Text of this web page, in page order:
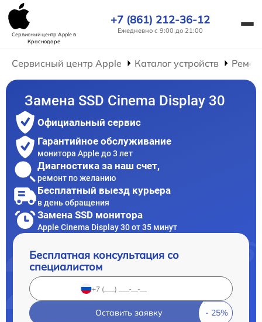
Сервисный центр Appleв
Краснодаре
+7 (861) 212-36-12
Ежедневно с 9:00 до 21:00
Сервисный центр Apple Каталог устройств
Замена SSD Cinema Display 30
Официальный сервис
Гарантийное обслуживание
монитора Apple до 3 лет
Диагностика за наш счет,
ремонт по желанию
Бесплатный выезд курьера
в день обращения
Замена SSD монитора
Apple Cinema Display 30 от 35 минут
Бесплатная консультация со
специалистом
Оставить заявку